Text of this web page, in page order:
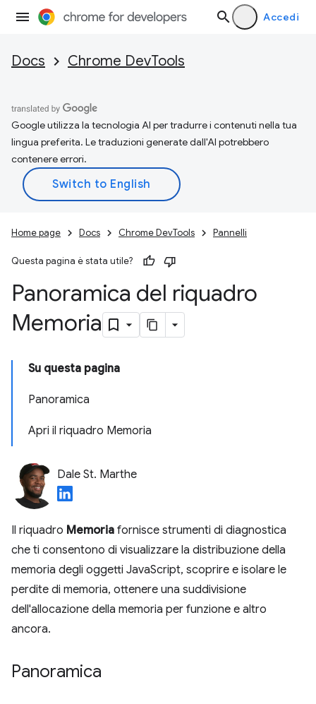
Accedi
Docs Chrome DevTools
Google utilizza la tecnologia AI per tradurre i contenuti nella tua
lingua preferita. Le traduzioni generate dall'AI potrebbero
contenere errori.
Home page Docs Chrome DevTools Pannelli
Questa pagina è stata utile?
Panoramica del riquadro
Memoria
Su questa pagina
Panoramica
Apri il riquadro Memoria
Dale St. Marthe
Il riquadro Memoria fornisce strumenti di diagnostica
che ti consentono di visualizzare la distribuzione della
memoria degli oggetti JavaScript, scoprire e isolare le
perdite di memoria, ottenere una suddivisione
dell'allocazione della memoria per funzione e altro
ancora.
Panoramica